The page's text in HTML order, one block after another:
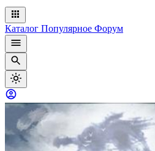
Каталог Популярное Форум